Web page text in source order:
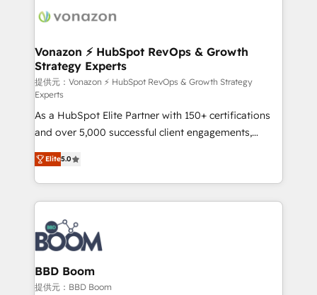
delà d’une simple transformation digitale et des
➤ L’intégration de CRM et de méthodologie RevOps
pour aligner les équipes marketing, commerciales et
support client (data migration, synchronisation API,
audit et maintenance) ➤ La création de sites internet
de conversion qui transforment les visiteurs en
opportunités d'affaires ➤ La mise en place de
stratégies d'acquisition marketing (SEO, SEA,
inbound, automatisation marketing, ABM, IA,
emailing) Informations clés : - 10 ans d'expérience -
100+ intégrations CRM HubSpot réussies - 40
experts conseil - 150 certifications HubSpot
cumulées
Vonazon ⚡ HubSpot RevOps & Growth
Strategy Experts
提供元：Vonazon ⚡ HubSpot RevOps & Growth Strategy
Experts
As a HubSpot Elite Partner with 150+ certifications
and over 5,000 successful client engagements,
Vonazon turns marketing complexity into
measurable, scalable growth. From onboarding to
enterprise-grade campaigns, our in-house team
builds scalable strategies that drive long-term
revenue. ⚙️ HubSpot Integration & Optimization •
Seamless CRM, CMS, and automation setup •
Complex platform migrations and data cleanups •
Custom APIs and third-party integrations 📈 End-to-
End Revenue Acceleration • Lifecycle marketing and
Elite5.0
BBD Boom
提供元：BBD Boom